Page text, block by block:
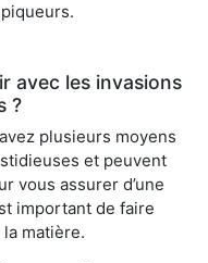
avec les invasions
?
plusieurs moyens
et peuvent
vous assurer d’une
important de faire
matière.